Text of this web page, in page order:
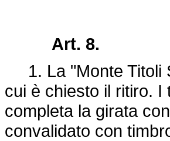
Art. 8.
1. La "Monte Titoli
cui è chiesto il ritiro. I
completa la girata
convalidato con